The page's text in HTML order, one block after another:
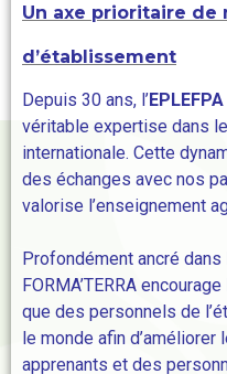
Un axe prioritaire de
d’établissement
Depuis 30 ans, l’
véritable expertise dans
internationale. Cette
des échanges avec nos
valorise l’enseignement
Profondément ancré dans
FORMA’TERRA
que des personnels de
le monde afin
apprenants et des